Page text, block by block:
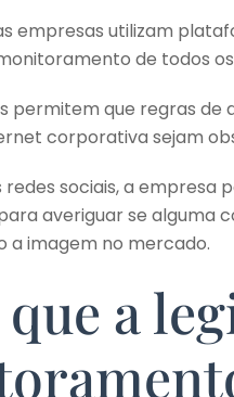
empresas utilizam
de todos
permitem que regras de
corporativa sejam
redes sociais, a empresa
averiguar se alguma
a imagem no mercado.
a